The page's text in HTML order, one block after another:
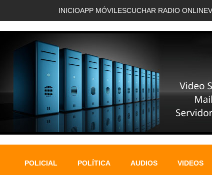
INICIOAPP MÓVIL ESCUCHAR RADIO ONLINE
POLICIAL POLÍTICA AUDIOS VIDEOS